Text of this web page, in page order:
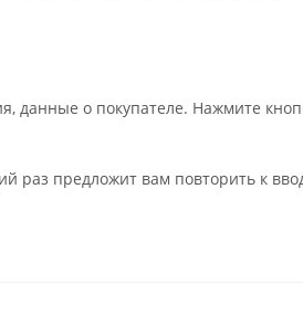
данные о покупателе. Нажмите
раз предложит вам повторить к